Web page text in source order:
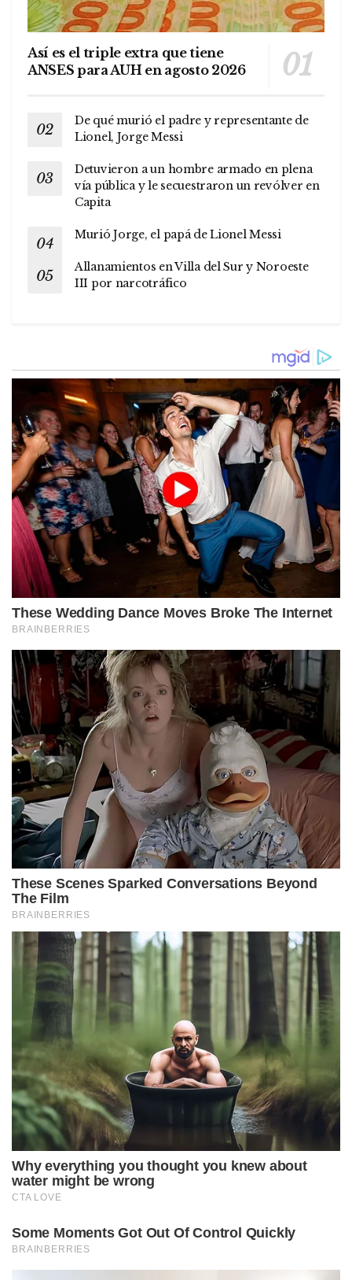
Así es el triple extra que tiene
ANSES para AUH en agosto 2026
De qué murió el padre y representante de
Lionel, Jorge Messi
Detuvieron a un hombre armado en plena
vía pública y le secuestraron un revólver en
Capita
Murió Jorge, el papá de Lionel Messi
Allanamientos en Villa del Sur y Noroeste
III por narcotráfico